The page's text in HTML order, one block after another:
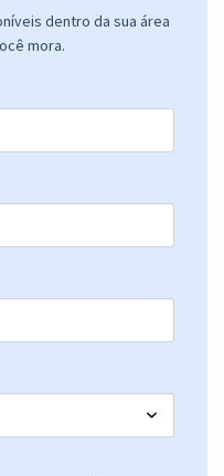
dentro da sua área
mora.